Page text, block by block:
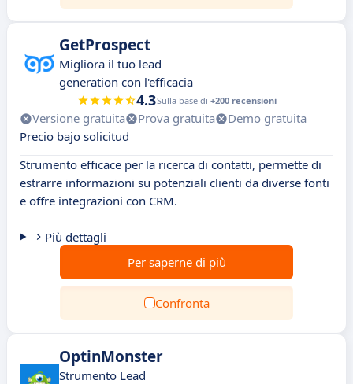
GetProspect
Migliora il tuo lead
generation con l'efficacia
4.3Sulla base di +200 recensioni
Versione gratuita Prova gratuita
Demo gratuita
Precio bajo solicitud
Strumento efficace per la ricerca di contatti, permette di
estrarre informazioni su potenziali clienti da diverse fonti
e offre integrazioni con CRM.
Più dettagli
Per saperne di più
Confronta
OptinMonster
Strumento Lead